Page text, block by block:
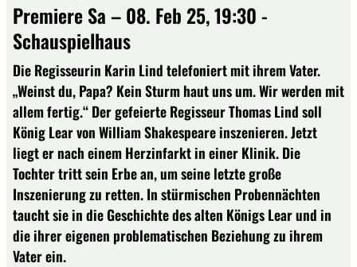
Premiere Sa – 08. Feb 25, 19:30 -
Schauspielhaus
Die Regisseurin Karin Lind telefoniert mit ihrem Vater.
„Weinst du, Papa? Kein Sturm haut uns um. Wir werden mit
allem fertig.“ Der gefeierte Regisseur Thomas Lind soll
König Lear von William Shakespeare inszenieren. Jetzt
liegt er nach einem Herzinfarkt in einer Klinik. Die
Tochter tritt sein Erbe an, um seine letzte große
Inszenierung zu retten. In stürmischen Probennächten
taucht sie in die Geschichte des alten Königs Lear und in
die ihrer eigenen problematischen Beziehung zu ihrem
Vater ein.